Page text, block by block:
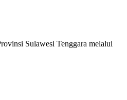
Sulawesi Tenggara melalui